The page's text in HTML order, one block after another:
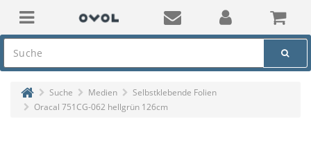
Suche Medien
Selbstklebende Folien
Oracal 751CG-062 hellgrün 126cm